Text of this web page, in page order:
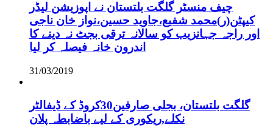
چیف منسٹر گلگت بلتستان نے اپوزیشن لیڈر
کیپٹن(ر)محمد شفیع،جاوید حسین،نواز خان ناجی
اور راجہ جہانزیب کو سالانہ ترقی بجٹ نہ دینے کا
اندرون خانہ فیصلہ کر لیا
31/03/2019
گلگت بلتستان، بجلی صارفین30کروڈ کے ڈیفالٹر
نکلے,ریکوری کے لیے باضابطہ پلان